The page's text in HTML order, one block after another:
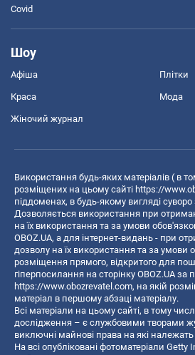
Covid
Шоу
Афіша Плітки
Краса Мода
Жіночий журнал
Використання будь-яких матеріалів ( в
розміщених на цьому сайті https://
піддоменах, в будь-якому вигляді
Дозволяється використання при
на їх використання та за умови
OBOZ.UA, а для інтернет-видань - при
дозволу на їх використання та за умови
розміщення прямого, відкритого для
гіперпосилання на сторінку OBOZ.UA
https://www.obozrevatel.com, на якій
матеріал в першому абзаці матеріалу.
Всі матеріали на цьому сайті, в тому
дослідження – є службовими творами
виключні майнові права на які
На всі опубліковані фотоматеріали Getty